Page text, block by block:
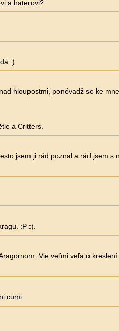
a haterovi?
:)
hloupostmi, poněvadž se ke
a Critters.
jsem ji rád poznal a rád jsem s
:P :).
Vie veľmi veľa o kreslení
cumi